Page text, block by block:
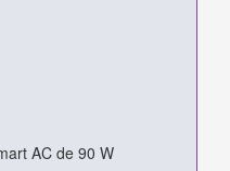
AC de 90 W